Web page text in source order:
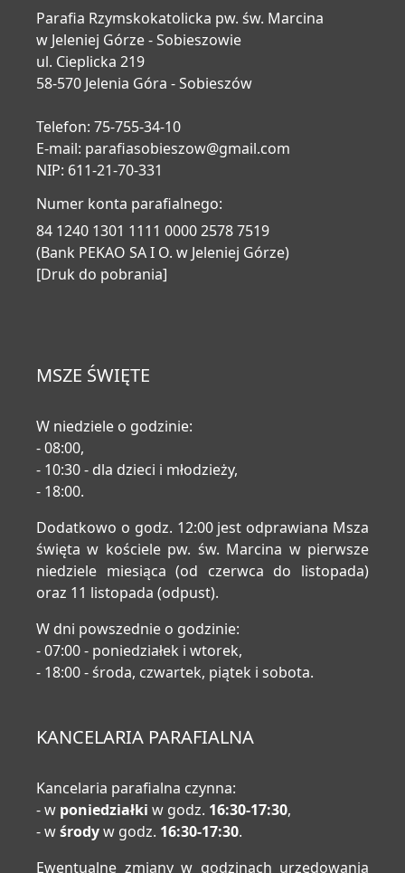
Parafia Rzymskokatolicka pw. św. Marcina
w Jeleniej Górze - Sobieszowie
ul. Cieplicka 219
58-570 Jelenia Góra - Sobieszów
Telefon: 75-755-34-10
E-mail: parafiasobieszow@gmail.com
NIP: 611-21-70-331
Numer konta parafialnego:
84 1240 1301 1111 0000 2578 7519
(Bank PEKAO SA I O. w Jeleniej Górze)
[Druk do pobrania]
MSZE ŚWIĘTE
W niedziele o godzinie:
- 08:00,
- 10:30 - dla dzieci i młodzieży,
- 18:00.
Dodatkowo o godz. 12:00 jest odprawiana Msza
święta w kościele pw. św. Marcina w pierwsze
niedziele miesiąca (od czerwca do listopada)
oraz 11 listopada (odpust).
W dni powszednie o godzinie:
- 07:00 - poniedziałek i wtorek,
- 18:00 - środa, czwartek, piątek i sobota.
KANCELARIA PARAFIALNA
Kancelaria parafialna czynna:
- w poniedziałki w godz. 16:30-17:30,
- wśrodyw godz. 16:30-17:30.
Ewentualne zmiany w godzinach urzędowania